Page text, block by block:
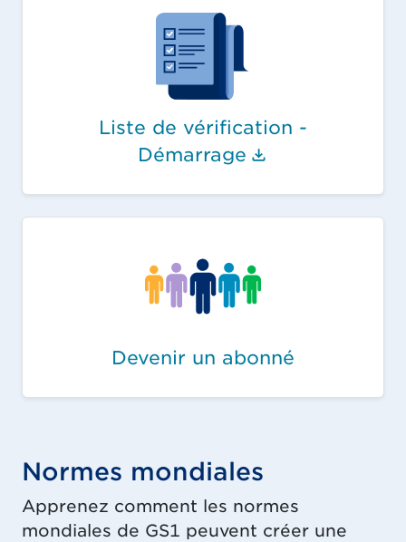
Liste de vérification -
Démarrage
Devenir un abonné
Normes mondiales
Apprenez comment les normes
mondiales de GS1 peuvent créer une